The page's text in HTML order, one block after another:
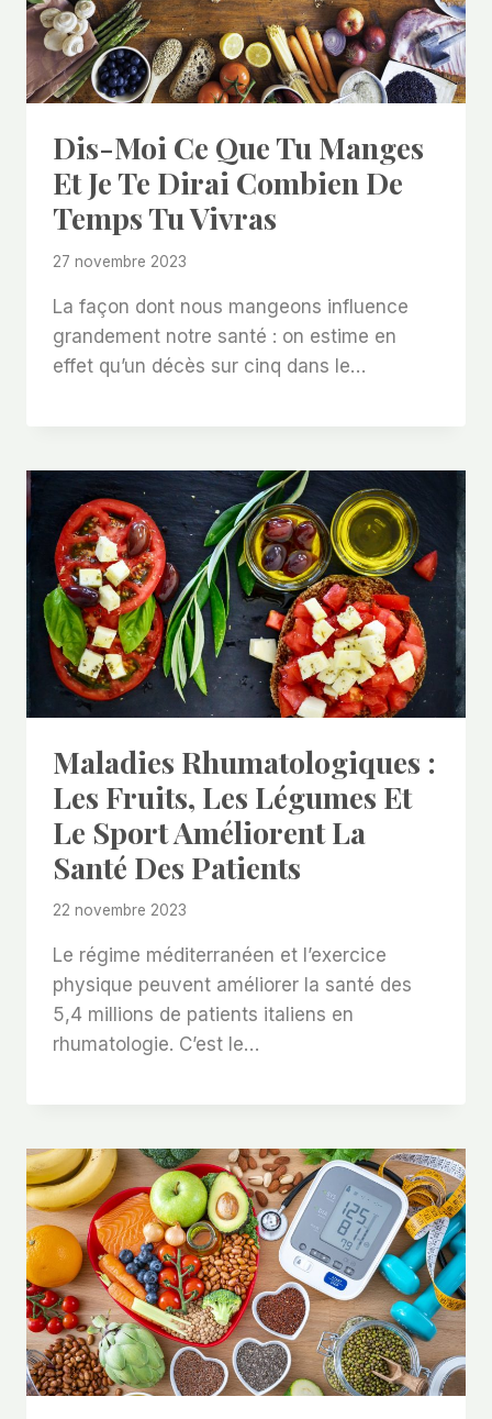
Dis-Moi Ce Que Tu Manges
Et Je Te Dirai Combien De
Temps Tu Vivras
27 novembre 2023
La façon dont nous mangeons influence
grandement notre santé : on estime en
effet qu’un décès sur cinq dans le…
Maladies Rhumatologiques :
Les Fruits, Les Légumes Et
Le Sport Améliorent La
Santé Des Patients
22 novembre 2023
Le régime méditerranéen et l’exercice
physique peuvent améliorer la santé des
5,4 millions de patients italiens en
rhumatologie. C’est le…